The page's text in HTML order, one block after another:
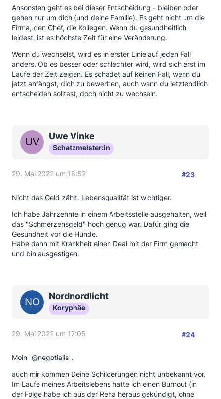
Ansonsten geht es bei dieser Entscheidung - bleiben oder
gehen nur um dich (und deine Familie). Es geht nicht um die
Firma, den Chef, die Kollegen. Wenn du gesundheitlich
leidest, ist es höchste Zeit für eine Veränderung.
Wenn du wechselst, wird es in erster Linie auf jeden Fall
anders. Ob es besser oder schlechter wird, wird sich erst im
Laufe der Zeit zeigen. Es schadet auf keinen Fall, wenn du
jetzt anfängst, dich zu bewerben, auch wenn du letztendlich
entscheiden solltest, doch nicht zu wechseln.
Uwe Vinke
Schatzmeister:in
29. Mai 2022 um 16:52 #23
Nicht das Geld zählt. Lebensqualität ist wichtiger.
Ich habe Jahrzehnte in einem Arbeitsstelle ausgehalten, weil
das "Schmerzensgeld" hoch genug war. Dafür ging die
Gesundheit vor die Hunde.
Habe dann mit Krankheit einen Deal mit der Firm gemacht
und bin ausgestigen.
Nordnordlicht
Koryphäe
29. Mai 2022 um 17:05 #24
Moin negotialis ,
auch mir kommen Deine Schilderungen nicht unbekannt vor.
Im Laufe meines Arbeitslebens hatte ich einen Burnout (in
der Folge habe ich aus der Reha heraus gekündigt, ohne